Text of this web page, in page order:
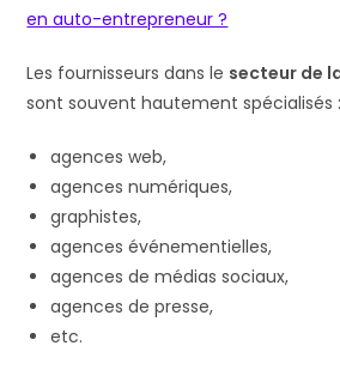
en auto-entrepreneur ?
Les fournisseurs dans le secteur de
sont souvent hautement spécialisés :
agences web,
agences numériques,
graphistes,
agences événementielles,
agences de médias sociaux,
agences de presse,
etc.